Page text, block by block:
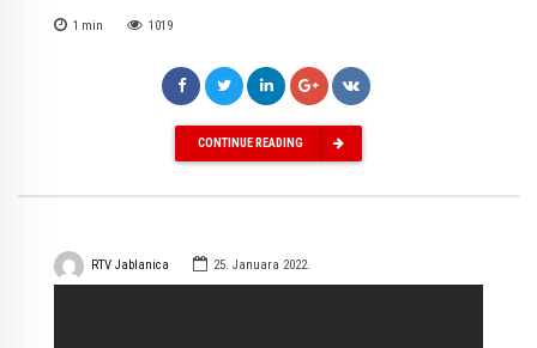
1 min 1019
CONTINUE READING
RTV Jablanica 25. Januara 2022.